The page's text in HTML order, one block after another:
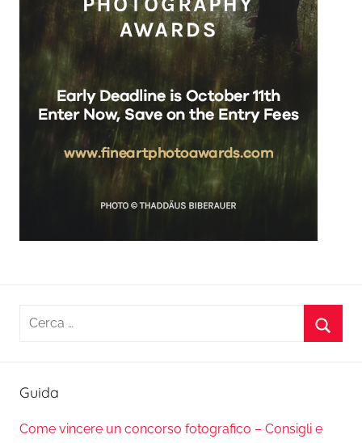
Ricerca
Guida
Come vincere un concorso fotografico – Consigli e